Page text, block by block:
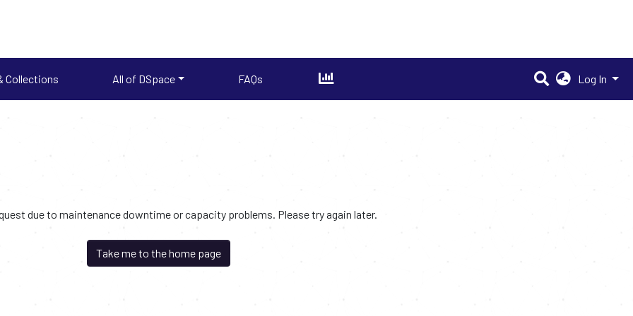
Collections All of DSpace FAQs Log In
due to maintenance downtime or capacity problems. Please try again later.
Take me to the home page